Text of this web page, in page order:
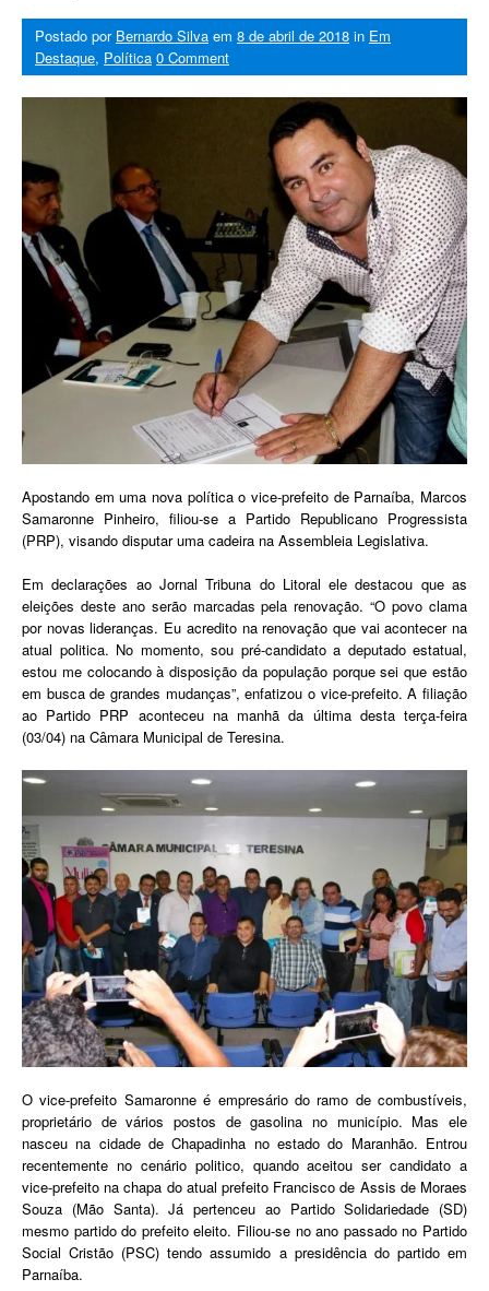
Postado por Bernardo Silva em 8 de abril de 2018 in Em
Destaque, Política 0 Comment
Apostando em uma nova política o vice-prefeito de Parnaíba, Marcos
Samaronne Pinheiro, filiou-se a Partido Republicano Progressista
(PRP), visando disputar uma cadeira na Assembleia Legislativa.
Em declarações ao Jornal Tribuna do Litoral ele destacou que as
eleições deste ano serão marcadas pela renovação. “O povo clama
por novas lideranças. Eu acredito na renovação que vai acontecer na
atual politica. No momento, sou pré-candidato a deputado estatual,
estou me colocando à disposição da população porque sei que estão
em busca de grandes mudanças”, enfatizou o vice-prefeito. A filiação
ao Partido PRP aconteceu na manhã da última desta terça-feira
(03/04) na Câmara Municipal de Teresina.
O vice-prefeito Samaronne é empresário do ramo de combustíveis,
proprietário de vários postos de gasolina no município. Mas ele
nasceu na cidade de Chapadinha no estado do Maranhão. Entrou
recentemente no cenário politico, quando aceitou ser candidato a
vice-prefeito na chapa do atual prefeito Francisco de Assis de Moraes
Souza (Mão Santa). Já pertenceu ao Partido Solidariedade (SD)
mesmo partido do prefeito eleito. Filiou-se no ano passado no Partido
Social Cristão (PSC) tendo assumido a presidência do partido em
Parnaíba.